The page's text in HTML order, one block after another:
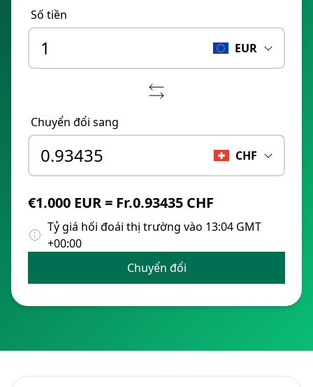
Số tiền
EUR
Chuyển đổi sang
CHF
€1.000 EUR = Fr.0.93435 CHF
Tỷ giá hối đoái thị trường vào 13:04 GMT
+00:00
Chuyển đổi